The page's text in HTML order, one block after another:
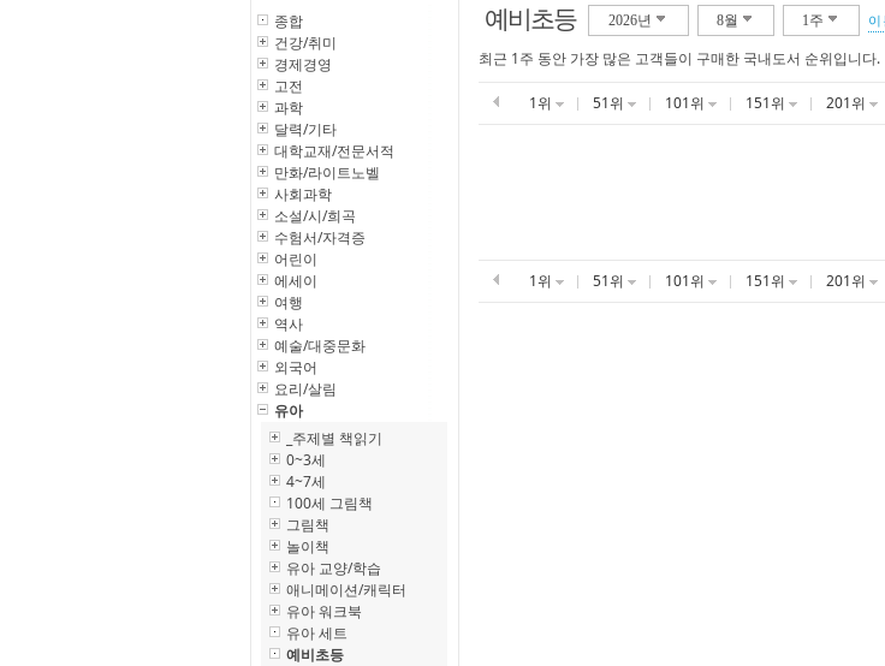
종합
건강/취미
경제경영
고전
과학
달력/기타
대학교재/전문서적
만화/라이트노벨
사회과학
소설/시/희곡
수험서/자격증
어린이
에세이
여행
역사
예술/대중문화
외국어
요리/살림
유아
_주제별 책읽기
0~3세
4~7세
100세 그림책
그림책
놀이책
유아 교양/학습
애니메이션/캐릭터
유아 워크북
유아 세트
예비초등
예비초등 2026년 8월 1주 이
최근 1주 동안 가장 많은 고객들이 구매한 국내도서 순위입니다.
1위 51위 101위 151위 201위
1위 51위 101위 151위 201위